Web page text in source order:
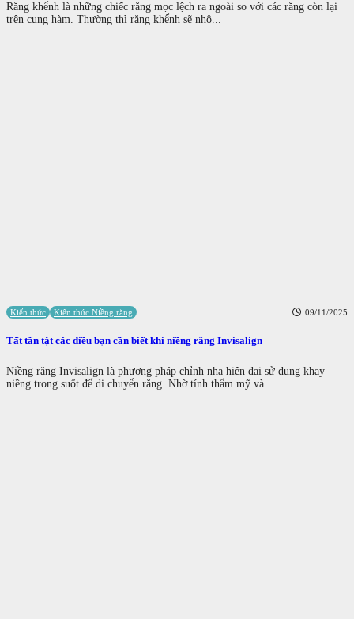
Răng khểnh là những chiếc răng mọc lệch ra ngoài so với các răng còn lại
trên cung hàm. Thường thì răng khểnh sẽ nhô...
Kiến thức Kiến thức Niềng răng 09/11/2025
Tất tần tật các điều bạn cần biết khi niềng răng Invisalign
Niềng răng Invisalign là phương pháp chỉnh nha hiện đại sử dụng khay
niềng trong suốt để di chuyển răng. Nhờ tính thẩm mỹ và...